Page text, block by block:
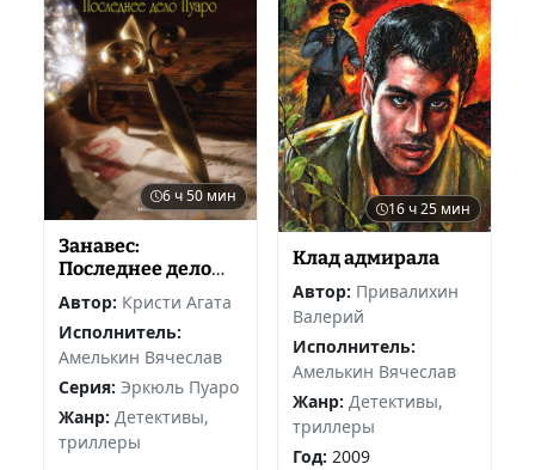
6 ч 50 мин
Занавес:
Последнее дело
Автор: Кристи Агата
Исполнитель:
Амелькин Вячеслав
Серия: Эркюль Пуаро
Жанр: Детективы,
триллеры
16 ч 25 мин
Клад адмирала
Автор: Привалихин
Валерий
Исполнитель:
Амелькин Вячеслав
Жанр: Детективы,
триллеры
Год: 2009